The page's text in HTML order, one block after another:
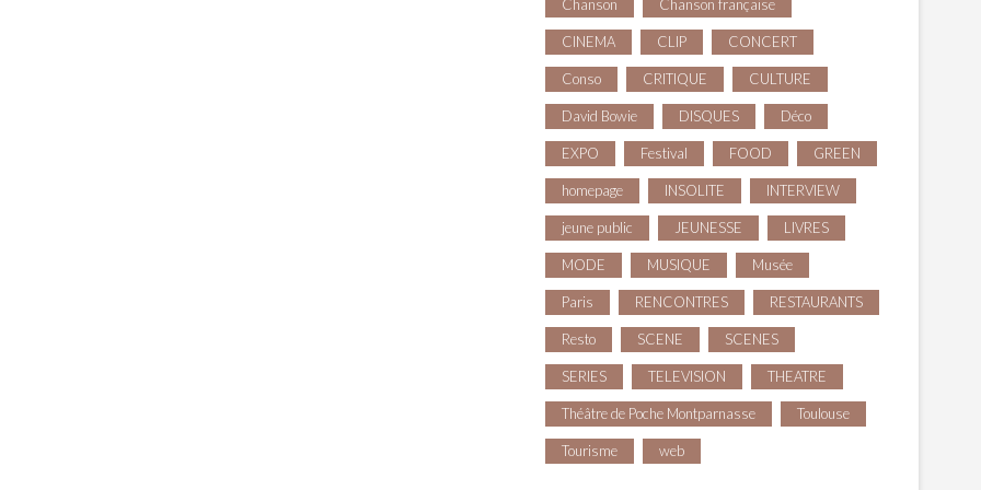
Chanson Chanson française
CINEMA CLIP CONCERT
Conso CRITIQUE CULTURE
David Bowie DISQUES Déco
EXPO Festival FOOD GREEN
homepage INSOLITE INTERVIEW
jeune public JEUNESSE LIVRES
MODE MUSIQUE Musée
Paris RENCONTRES RESTAURANTS
Resto SCENE SCENES
SERIES TELEVISION THEATRE
Théâtre de Poche Montparnasse Toulouse
Tourisme web